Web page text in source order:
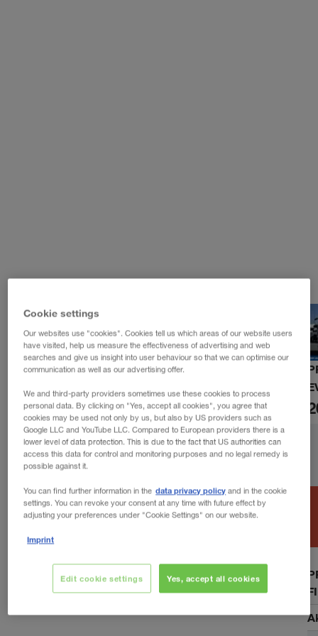
Cookie settings
Our websites use "cookies". Cookies tell us which areas of our website users
have visited, help us measure the effectiveness of advertising and web
searches and give us insight into user behaviour so that we can optimise our
communication as well as our advertising offer.
We and third-party providers sometimes use these cookies to process
personal data. By clicking on "Yes, accept all cookies", you agree that
cookies may be used not only by us, but also by US providers such as
Google LLC and YouTube LLC. Compared to European providers there is a
lower level of data protection. This is due to the fact that US authorities can
access this data for control and monitoring purposes and no legal remedy is
possible against it.
You can find further information in the data privacy policy and in the cookie
settings. You can revoke your consent at any time with future effect by
adjusting your preferences under "Cookie Settings" on our website.
Imprint
Yes, accept all cookies
Edit cookie settings